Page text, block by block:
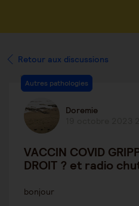
Retour aux discussions
Autres pathologies
Doremie
VACCIN COVID
DROIT ? et radio
bonjour